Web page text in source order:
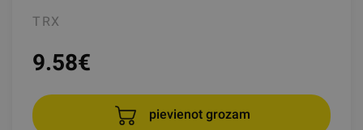
TRX
9.58€
pievienot grozam